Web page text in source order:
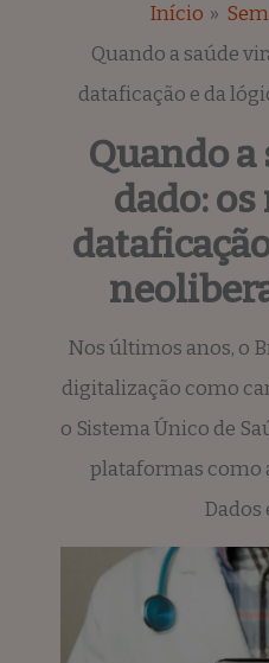
Início
Quando a saúde
dataficação e da
Quando
dado:
Nos últimos anos, o
digitalização como
o Sistema Único de
plataformas como
Dados